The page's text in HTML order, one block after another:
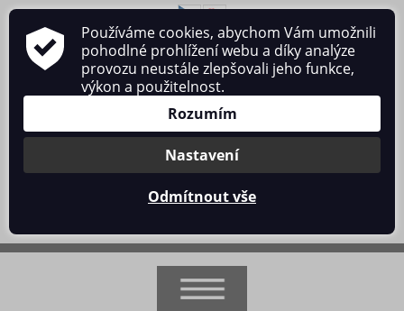
O nás Obchodní podmínky
Ochrana osobních údajů
Kontakt
Přihlásit se/Registrace
Používáme cookies, abychom Vám umožnili
pohodlné prohlížení webu a díky analýze
provozu neustále zlepšovali jeho funkce,
výkon a použitelnost.
Rozumím
Nastavení
Odmítnout vše